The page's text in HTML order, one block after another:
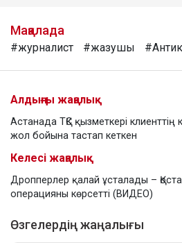
Мақалада
#журналист #жазушы
Алдыңғы жаңалық
Астанада ТҚС қызметкері клиенттің
жол бойына тастап кеткен
Келесі жаңалық
Дропперлер қалай ұсталады –
операцияны көрсетті (ВИДЕО)